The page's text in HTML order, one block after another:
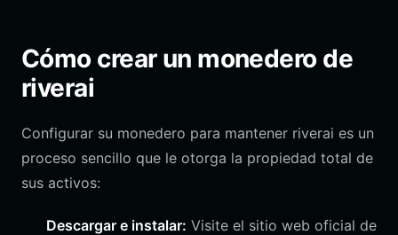
Cómo crear un monedero de
riverai
Configurar su monedero para mantener riverai es un
proceso sencillo que le otorga la propiedad total de
sus activos:
Descargar e instalar: Visite el sitio web oficial de